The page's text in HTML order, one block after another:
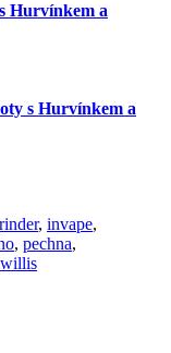
Hurvínkem a
s Hurvínkem a
, invape,
, pechna,
willis